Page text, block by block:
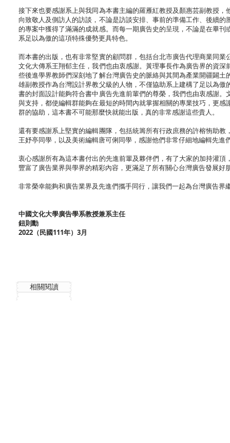
接下來也要感謝系上與我同為本書主編的羅雁紅教授及顏惠芸副教授
向致敬人及側訪人的訪談，不論是訪談安排、事前的準備工作、後續
的專案中獲得了滿滿的成就感。而每一期廣告史的呈現，不論是在畢
系足以為傲的這項特殊優勢更具特色。
而本書的出版，也有非常堅實的顧問群，包括台北市廣告代理商業同
文化大傳系王翔郁主任，我們也由衷感謝。黃理事長作為廣告界的資
些後進學界教師們深刻地了解台灣廣告史的脈絡與其間為產業開疆闢
雄副教授作為台灣設計界教父級的人物，不僅協助系上建構了足以為
書的封面設計能夠符合書中廣告先進前輩們的尊榮，我們也由衷感謝
與支持，都使編輯群能夠在最短的時間內就掌握相關的專業技巧，更
群的協助，這本書不可能那麼快就能出版，真的非常感謝這些貴人。
還有要感謝系上堅實的編輯團隊，包括統籌所有行政庶務的許榕㤢助
王妤亭同學，以及美術編輯唐可俐同學，感謝他們非常仔細地編輯先進
衷心感謝所有為這本書付出的先進前輩及夥伴們，有了大家的加持灌
豐富了廣告業界與學界的精彩內容，更滿足了所有關心台灣廣告發展好
非常榮幸能夠和廣告業界及先進們攜手同行，讓我們一起為台灣廣告界
中國文化大學廣告學系教授兼系主任
鈕則勳
2022（民國111年）3月
相關閱讀